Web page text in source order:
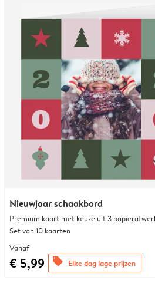
Nieuwjaar schaakbord
Premium kaart met keuze uit 3
Set van 10 kaarten
Vanaf
€ 5,99 offers Elke dag lage prijzen